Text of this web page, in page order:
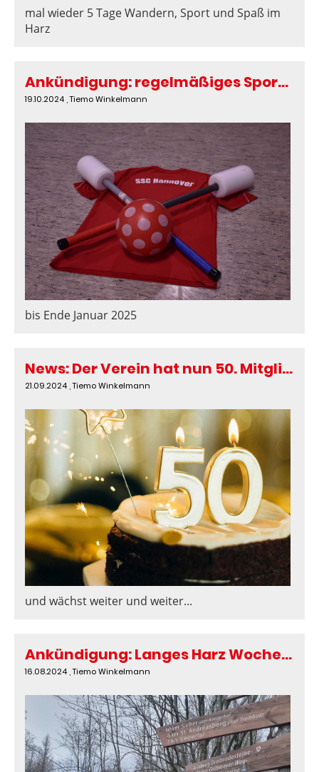
mal wieder 5 Tage Wandern, Sport und Spaß im
Harz
Ankündigung: regelmäßiges Sportangebot teils nur 1 Stunde lang
19.10.2024 , Tiemo Winkelmann
bis Ende Januar 2025
News: Der Verein hat nun 50. Mitglieder
21.09.2024 , Tiemo Winkelmann
und wächst weiter und weiter...
Ankündigung: Langes Harz Wochenende in St. Andreasberg
16.08.2024 , Tiemo Winkelmann